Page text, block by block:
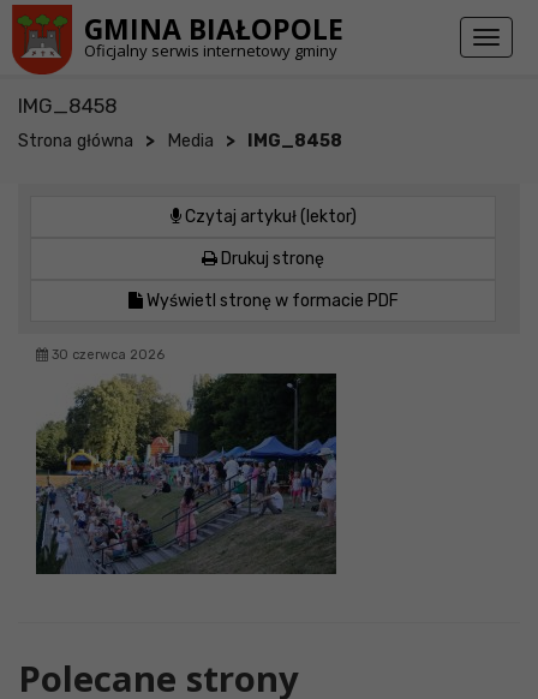
GMINA BIAŁOPOLE
Oficjalny serwis internetowy gminy
Toggle
IMG_8458
Strona główna > Media > IMG_8458
Czytaj artykuł (lektor)
Drukuj stronę
Wyświetl stronę w formacie PDF
30 czerwca 2026
Polecane strony